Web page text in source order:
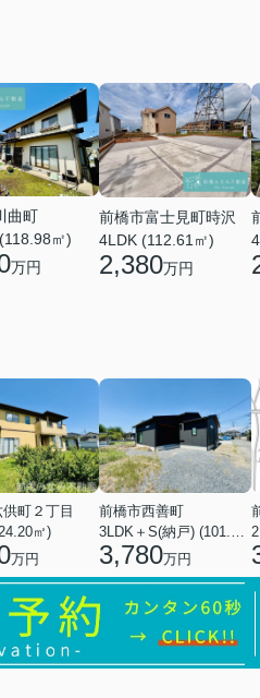
曲町
㎡)
万円
前橋市富士見町時沢
4LDK (112.61㎡)
2,380万円
町２丁目
㎡)
万円
前橋市西善町
3,780万円